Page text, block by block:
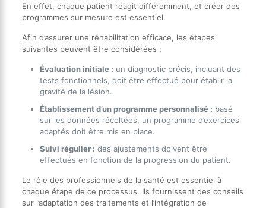
En effet, chaque patient réagit différemment, et créer des
programmes sur mesure est essentiel.
Afin d’assurer une réhabilitation efficace, les étapes
suivantes peuvent être considérées :
Évaluation initiale : un diagnostic précis, incluant des
tests fonctionnels, doit être effectué pour établir la
gravité de la lésion.
Établissement d’un programme personnalisé : basé
sur les données récoltées, un programme d’exercices
adaptés doit être mis en place.
Suivi régulier : des ajustements doivent être
effectués en fonction de la progression du patient.
Le rôle des professionnels de la santé est essentiel à
chaque étape de ce processus. Ils fournissent des conseils
sur l’adaptation des traitements et l’intégration de